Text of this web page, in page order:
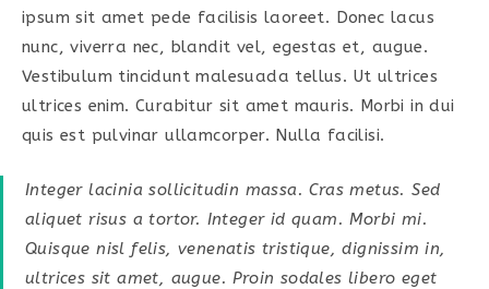
ipsum sit amet pede facilisis laoreet. Donec lacus
nunc, viverra nec, blandit vel, egestas et, augue.
Vestibulum tincidunt malesuada tellus. Ut ultrices
ultrices enim. Curabitur sit amet mauris. Morbi in dui
quis est pulvinar ullamcorper. Nulla facilisi.
Integer lacinia sollicitudin massa. Cras metus. Sed
aliquet risus a tortor. Integer id quam. Morbi mi.
Quisque nisl felis, venenatis tristique, dignissim in,
ultrices sit amet, augue. Proin sodales libero eget